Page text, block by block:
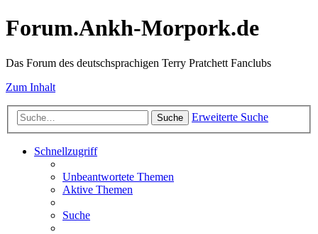
Forum.Ankh-Morpork.de
Das Forum des deutschsprachigen Terry Pratchett Fanclubs
Zum Inhalt
Suche Erweiterte Suche
Schnellzugriff
Unbeantwortete Themen
Aktive Themen
Suche